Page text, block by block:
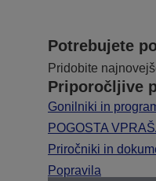
Potrebujete
Pridobite
Priporočljive
Gonilniki in
POGOSTA
Priročniki in
Popravila